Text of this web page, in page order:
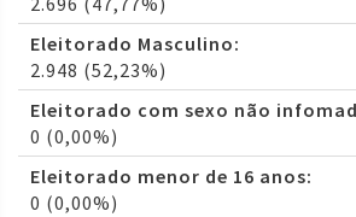
Eleitorado Masculino:
2.948 (52,23%)
Eleitorado com sexo não
0 (0,00%)
Eleitorado menor de 16 anos:
0 (0,00%)